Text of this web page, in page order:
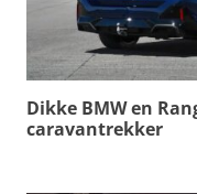
Dikke BMW en
caravantrekker